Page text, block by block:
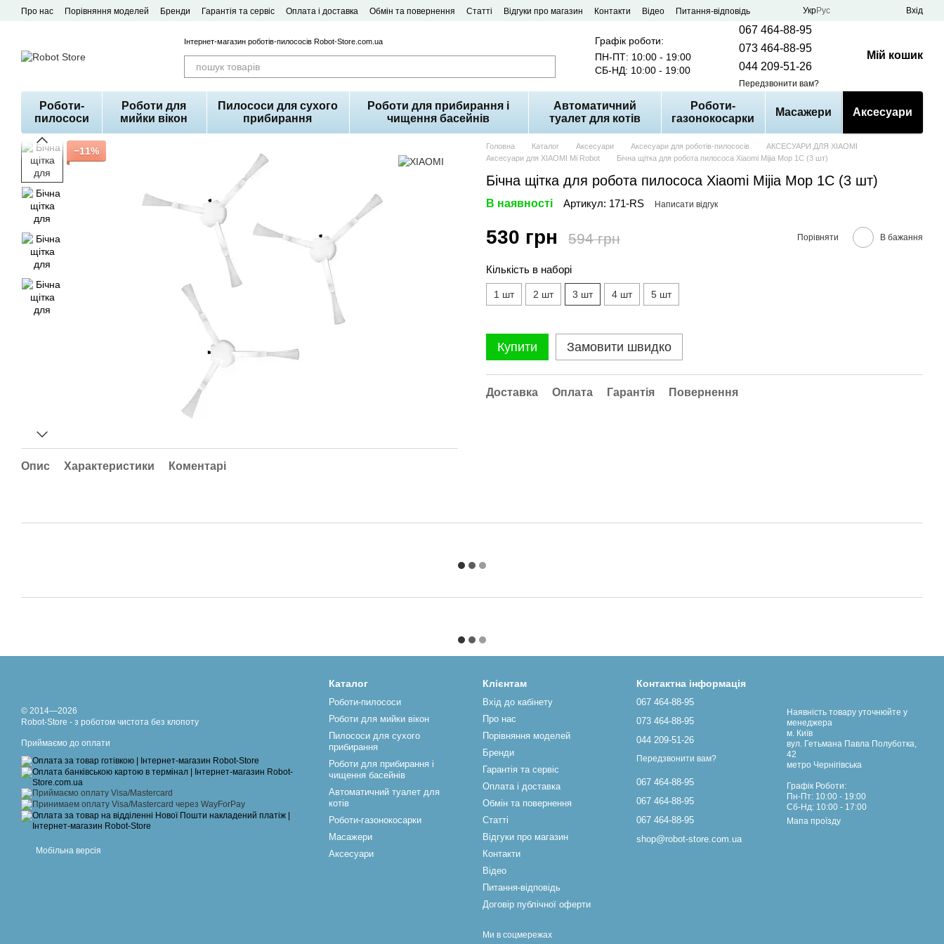
Перейти до основного контенту
Про нас Порівняння моделей Бренди Гарантія та сервіс Оплата і доставка Обмін та повернення Статті Відгуки про магазин Контакти Відео
Питання-відповідь
УкрРус Вхід
Інтернет-магазин роботів-пилососів Robot-Store.com.ua
Графік роботи:
ПН-ПТ: 10:00 - 19:00
СБ-НД: 10:00 - 19:00
067 464-88-95
073 464-88-95
044 209-51-26
Передзвонити вам?
Мій кошик
Роботи-
пилососи
Роботи для
мийки вікон
Пилососи для сухого
прибирання
Роботи для прибирання і
чищення басейнів
Автоматичний
туалет для котів
Роботи-
газонокосарки
Масажери Аксесуари
−11%
Опис Характеристики Коментарі
Головна Каталог Аксесуари Аксесуари для роботів-пилососів
АКСЕСУАРИ ДЛЯ XIAOMI
Аксесуари для XIAOMI Mi Robot
Бічна щітка для робота пилососа Xiaomi Mijia Mop 1C (3 шт)
Бічна щітка для робота пилососа Xiaomi Mijia Mop 1C (3 шт)
В наявності Артикул: 171-RS Написати відгук
530 грн 594 грн Порівняти В бажання
Кількість в наборі
1 шт 2 шт 3 шт 4 шт 5 шт
Купити Замовити швидко
Доставка Оплата Гарантія Повернення
© 2014—2026
Robot-Store - з роботом чистота без клопоту
Приймаємо до оплати
Мобільна версія
Каталог
Роботи-пилососи
Роботи для мийки вікон
Пилососи для сухого
прибирання
Роботи для прибирання і
чищення басейнів
Автоматичний туалет для
котів
Роботи-газонокосарки
Масажери
Аксесуари
Клієнтам
Вхід до кабінету
Про нас
Порівняння моделей
Бренди
Гарантія та сервіс
Оплата і доставка
Обмін та повернення
Статті
Відгуки про магазин
Контакти
Відео
Питання-відповідь
Договір публічної оферти
Ми в соцмережах
Контактна інформація
067 464-88-95
073 464-88-95
044 209-51-26
Передзвонити вам?
067 464-88-95
067 464-88-95
067 464-88-95
shop@robot-store.com.ua
Наявність товару уточнюйте у
менеджера
м. Київ
вул. Гетьмана Павла Полуботка,
42
метро Чернігівська
Графік Роботи:
Пн-Пт: 10:00 - 19:00
Сб-Нд: 10:00 - 17:00
Мапа проїзду